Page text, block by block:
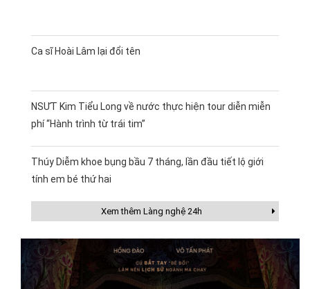
Ca sĩ Hoài Lâm lại đổi tên
NSƯT Kim Tiểu Long về nước thực hiện tour diễn miễn
phí “Hành trình từ trái tim”
Thúy Diễm khoe bụng bầu 7 tháng, lần đầu tiết lộ giới
tính em bé thứ hai
Xem thêm Làng nghệ 24h